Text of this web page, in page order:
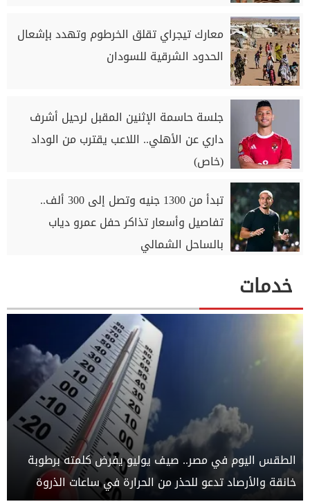
معارك تيجراي تقلق الخرطوم وتهدد بإشعال
الحدود الشرقية للسودان
جلسة حاسمة الإثنين المقبل لرحيل أشرف
داري عن الأهلي.. اللاعب يقترب من الوداد
(خاص)
تبدأ من 1300 جنيه وتصل إلى 300 ألف..
تفاصيل وأسعار تذاكر حفل عمرو دياب
بالساحل الشمالي
خدمات
الطقس اليوم في مصر.. صيف يوليو يفرض كلمته برطوبة
خانقة والأرصاد تدعو للحذر من الحرارة في ساعات الذروة